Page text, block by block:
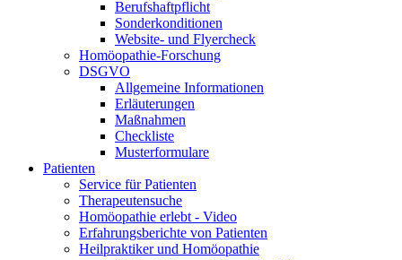
Berufshaftpflicht
Sonderkonditionen
Website- und Flyercheck
Homöopathie-Forschung
DSGVO
Allgemeine Informationen
Erläuterungen
Maßnahmen
Checkliste
Musterformulare
Patienten
Service für Patienten
Therapeutensuche
Homöopathie erlebt - Video
Erfahrungsberichte von Patienten
Heilpraktiker und Homöopathie